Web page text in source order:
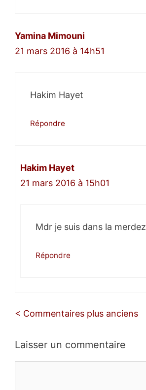
Yamina Mimouni
21 mars 2016 à 14h51
Hakim Hayet
Répondre
Hakim Hayet
21 mars 2016 à 15h01
Mdr je suis dans la merdez
Répondre
Navigation
commentaires
< Commentaires plus anciens
Laisser un commentaire